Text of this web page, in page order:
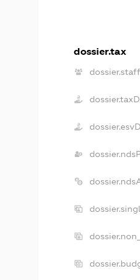
dossier.tax
dossier.staff